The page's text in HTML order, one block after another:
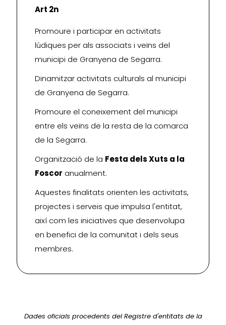
Art 2n
Promoure i participar en activitats
lúdiques per als associats i veïns del
municipi de Granyena de Segarra.
Dinamitzar activitats culturals al municipi
de Granyena de Segarra.
Promoure el coneixement del municipi
entre els veïns de la resta de la comarca
de la Segarra.
Organització de la Festa dels Xuts a la
Foscor anualment.
Aquestes finalitats orienten les activitats,
projectes i serveis que impulsa l'entitat,
així com les iniciatives que desenvolupa
en benefici de la comunitat i dels seus
membres.
Dades oficials procedents del Registre d'entitats de la